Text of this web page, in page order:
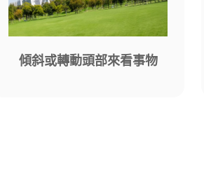
傾斜或轉動頭部來看事物